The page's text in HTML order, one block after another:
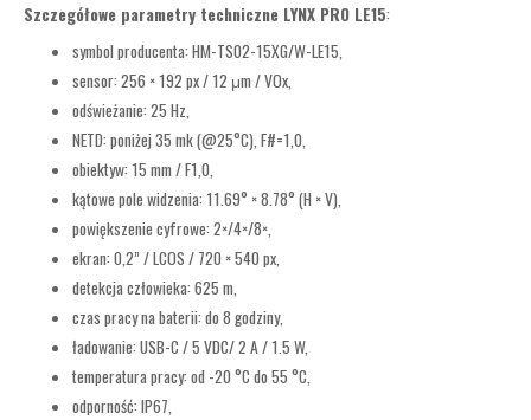
Szczegółowe parametry techniczne LYNX PRO LE15:
symbol producenta: HM-TS02-15XG/W-LE15,
sensor: 256 × 192 px / 12 μm / VOx,
odświeżanie: 25 Hz,
NETD: poniżej 35 mk (@25°C), F#=1,0,
obiektyw: 15 mm / F1,0,
kątowe pole widzenia: 11.69° × 8.78° (H × V),
powiększenie cyfrowe: 2×/4×/8×,
ekran: 0,2” / LCOS / 720 × 540 px,
detekcja człowieka: 625 m,
czas pracy na baterii: do 8 godziny,
ładowanie: USB-C / 5 VDC/ 2 A / 1.5 W,
temperatura pracy: od -20 °C do 55 °C,
odporność: IP67,